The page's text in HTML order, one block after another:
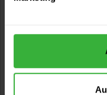
Hochwertiger